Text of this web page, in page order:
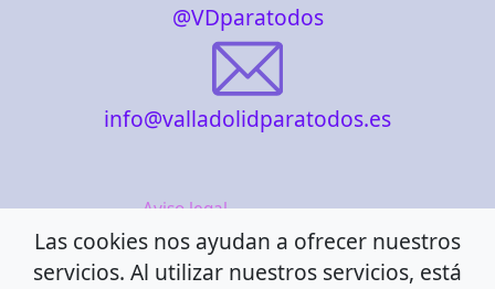
@VDparatodos
info@valladolidparatodos.es
Aviso legal
Política de cookies
Las cookies nos ayudan a ofrecer nuestros
servicios. Al utilizar nuestros servicios, está